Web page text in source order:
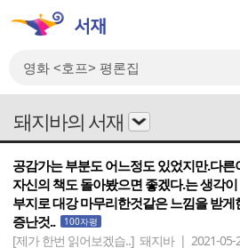
돼지바의 서재
공감가는 부분도 어느정도 있었지만.다
자신의 책도 돌아봤으면 좋겠다.는 생각
부지로 대강 마무리한것같은 느낌을 받
증난것..
100자평
[제가 한번 읽어보겠습..] 돼지바 | 2021-05-